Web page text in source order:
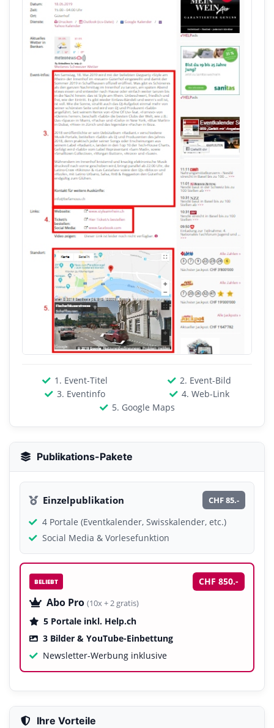
1. Event-Titel
2. Event-Bild
3. Eventinfo
4. Web-Link
5. Google Maps
Publikations-Pakete
Einzelpublikation CHF 85.-
4 Portale (Eventkalender, Swisskalender, etc.)
Social Media & Vorlesefunktion
BELIEBT CHF 850.-
Abo Pro (10x + 2 gratis)
5 Portale inkl. Help.ch
3 Bilder & YouTube-Einbettung
Newsletter-Werbung inklusive
Ihre Vorteile